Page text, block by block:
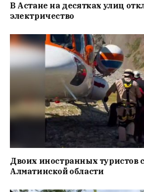
В Астане на десятках улиц
электричество
Двоих иностранных туристов
Алматинской области